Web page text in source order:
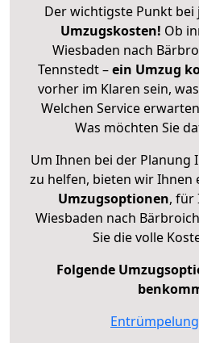
Der wichtigste Punkt bei
Umzugskosten! Ob
Wiesbaden nach
Tennstedt –ein Umzug
vorher im Klaren sein,
Welchen Service
Was möchten Sie
Um Ihnen bei der Planung
zu helfen, bieten wir Ihnen
Umzugsoptionen, für
Wiesbaden nach
Sie die volle
Folgende